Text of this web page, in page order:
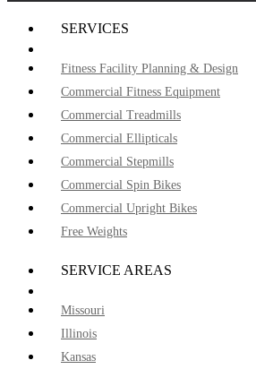
SERVICES
Fitness Facility Planning & Design
Commercial Fitness Equipment
Commercial Treadmills
Commercial Ellipticals
Commercial Stepmills
Commercial Spin Bikes
Commercial Upright Bikes
Free Weights
SERVICE AREAS
Missouri
Illinois
Kansas